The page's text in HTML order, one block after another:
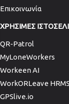
Επικοινωνία
ΧΡΗΣΙΜΕΣ
QR-Patrol
MyLoneWorkers
Workeen AI
WorkORLeave HRMS
GPSlive.io